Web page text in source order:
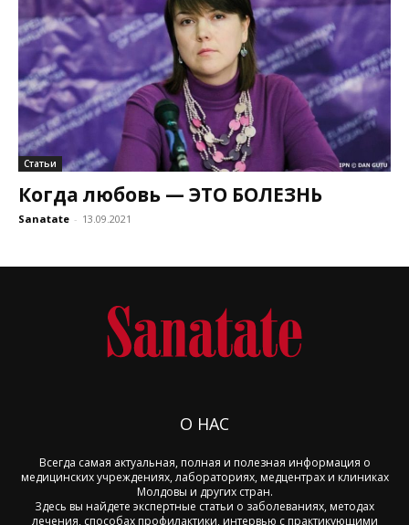
Статьи
Когда любовь — ЭТО БОЛЕЗНЬ
Sanatate - 13.09.2021
О НАС
Всегда самая актуальная, полная и полезная информация о
медицинских учреждениях, лабораториях, медцентрах и клиниках
Молдовы и других стран.
Здесь вы найдете экспертные статьи о заболеваниях, методах
лечения, способах профилактики, интервью с практикующими